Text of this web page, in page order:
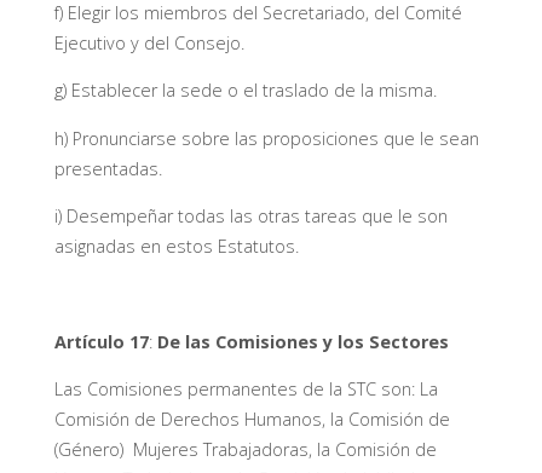
f) Elegir los miembros del Secretariado, del Comité
Ejecutivo y del Consejo.
g) Establecer la sede o el traslado de la misma.
h) Pronunciarse sobre las proposiciones que le sean
presentadas.
i) Desempeñar todas las otras tareas que le son
asignadas en estos Estatutos.
Artículo 17: De las Comisiones y los Sectores
Las Comisiones permanentes de la STC son: La
Comisión de Derechos Humanos, la Comisión de
(Género) Mujeres Trabajadoras, la Comisión de